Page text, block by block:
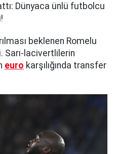
Dünyaca ünlü futbolcu
beklenen Romelu
Sarı-lacivertlilerin
euro karşılığında transfer